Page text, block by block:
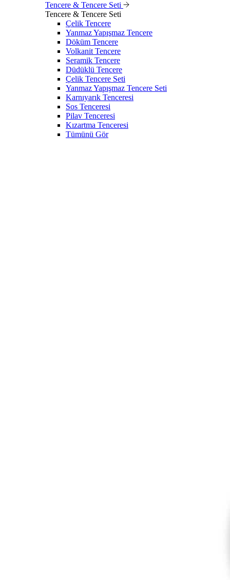
Tencere & Tencere Seti
Tencere & Tencere Seti
Çelik Tencere
Yanmaz Yapışmaz Tencere
Döküm Tencere
Volkanit Tencere
Seramik Tencere
Düdüklü Tencere
Çelik Tencere Seti
Yanmaz Yapışmaz Tencere Seti
Karnıyarık Tenceresi
Sos Tenceresi
Pilav Tenceresi
Kızartma Tenceresi
Tümünü Gör